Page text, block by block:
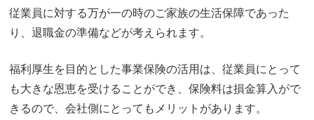
従業員に対する万が一の時のご家族の生活保障であった
り、退職金の準備などが考えられます。
福利厚生を目的とした事業保険の活用は、従業員にとって
も大きな恩恵を受けることができ、保険料は損金算入がで
きるので、会社側にとってもメリットがあります。